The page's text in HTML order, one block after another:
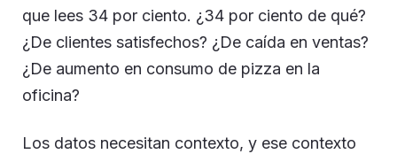
que lees 34 por ciento. ¿34 por ciento de qué?
¿De clientes satisfechos? ¿De caída en ventas?
¿De aumento en consumo de pizza en la
oficina?
Los datos necesitan contexto, y ese contexto